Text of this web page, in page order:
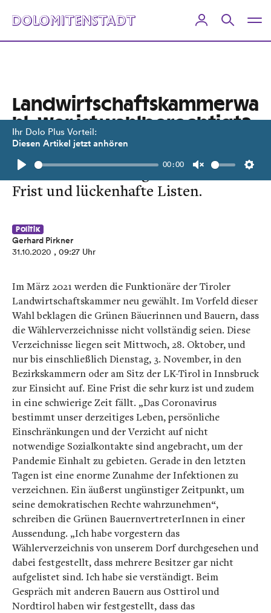
Ihr Dolo Plus Vorteil:
Diesen Artikel jetzt anhören
Play
00:00
Unmute
Landwirtschaftskammerwa
hl: Wer ist wahlberechtigt?
Wahlverzeichnis liegt auf. Grüne
Bauernvertreter klagen über kurze
Frist und lückenhafte Listen.
Politik
Gerhard Pirkner
31.10.2020 , 09:27 Uhr
Im März 2021 werden die Funktionäre der Tiroler
Landwirtschaftskammer neu gewählt. Im Vorfeld dieser
Wahl beklagen die Grünen Bäuerinnen und Bauern, dass
die Wählerverzeichnisse nicht vollständig seien. Diese
Verzeichnisse liegen seit Mittwoch, 28. Oktober, und
nur bis einschließlich Dienstag, 3. November, in den
Bezirkskammern oder am Sitz der LK-Tirol in Innsbruck
zur Einsicht auf. Eine Frist die sehr kurz ist und zudem
in eine schwierige Zeit fällt. „Das Coronavirus
bestimmt unser derzeitiges Leben, persönliche
Einschränkungen und der Verzicht auf nicht
notwendige Sozialkontakte sind angebracht, um der
Pandemie Einhalt zu gebieten. Gerade in den letzten
Tagen ist eine enorme Zunahme der Infektionen zu
verzeichnen. Ein äußerst ungünstiger Zeitpunkt, um
seine demokratischen Rechte wahrzunehmen“,
schreiben die Grünen BauernvertreterInnen in einer
Aussendung. „Ich habe vorgestern das
Wählerverzeichnis von unserem Dorf durchgesehen und
dabei festgestellt, dass mehrere Besitzer gar nicht
aufgelistet sind. Ich habe sie verständigt. Beim
Gespräch mit anderen Bauern aus Osttirol und
Nordtirol haben wir festgestellt, dass das